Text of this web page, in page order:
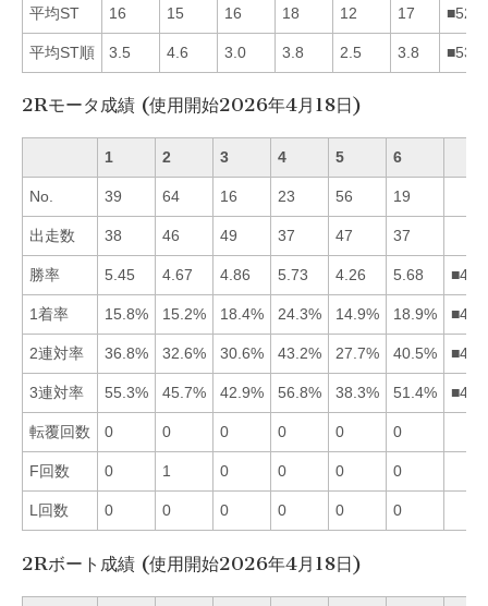
平均ST 16 15 16 18 12 17
平均ST順 3.5 4.6 3.0 3.8 2.5 3.8
2Rモータ成績 (使用開始2026年4月18日)
1 2 3 4 5 6
No. 39 64 16 23 56 19
出走数 38 46 49 37 47 37
勝率 5.45 4.67 4.86 5.73 4.26 5.68
1着率 15.8% 15.2% 18.4% 24.3% 14.9% 18.9%
2連対率 36.8% 32.6% 30.6% 43.2% 27.7% 40.5%
3連対率 55.3% 45.7% 42.9% 56.8% 38.3% 51.4%
転覆回数 0 0 0 0 0 0
F回数 0 1 0 0 0 0
L回数 0 0 0 0 0 0
2Rボート成績 (使用開始2026年4月18日)